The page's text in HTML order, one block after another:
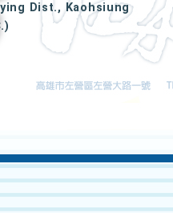
Dist., Kaohsiung